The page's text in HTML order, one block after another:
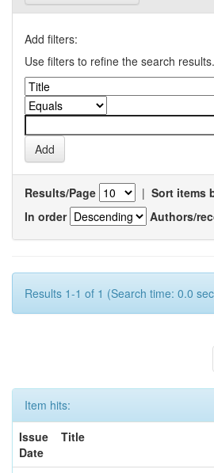
Add filters:
Use filters to refine the search results.
Results/Page | Sort items
In order
Authors/
Results 1-1 of 1 (Search time: 0.0
Item hits:
Issue
Date
Title